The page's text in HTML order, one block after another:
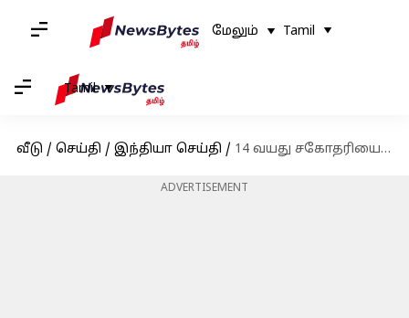
மேலும் Tamil
Tamil
வீடு / செய்தி / இந்தியா செய்தி / 14 வயது சகோதரியை விபச்சாரம் செய்ய வற்புறுத்திய சென்னை பெண் கைது
ADVERTISEMENT